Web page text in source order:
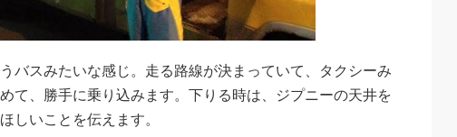
バスみたいな感じ。走る路線が決まっていて、タクシーみ
て、勝手に乗り込みます。下りる時は、ジプニーの天井を
しいことを伝えます。